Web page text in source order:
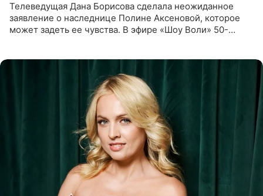
Телеведущая Дана Борисова сделала неожиданное
заявление о наследнице Полине Аксеновой, которое
может задеть ее чувства. В эфире «Шоу Воли» 50-